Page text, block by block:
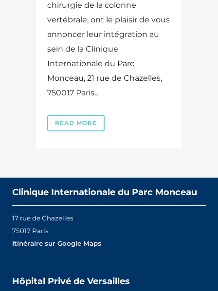
chirurgie de la colonne
vertébrale, ont le plaisir de vous
annoncer leur intégration au
sein de la Clinique
Internationale du Parc
Monceau, 21 rue de Chazelles,
750017 Paris...
READ MORE
Clinique Internationale du Parc Monceau
17 rue de Chazelles
75017 Paris
Itinéraire sur Google Maps
Hôpital Privé de Versailles